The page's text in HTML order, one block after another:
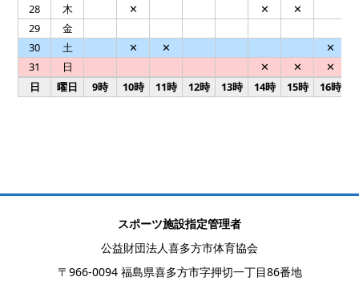
28
木 ✕ ✕
✕
29
金
30
土 ✕ ✕ ✕
31
日 ✕ ✕ ✕
日
曜日 9時 10時 11時 12時 13時 14時 15時 16時
スポーツ施設指定管理者
公益財団法人喜多方市体育協会
〒966-0094 福島県喜多方市字押切一丁目86番地